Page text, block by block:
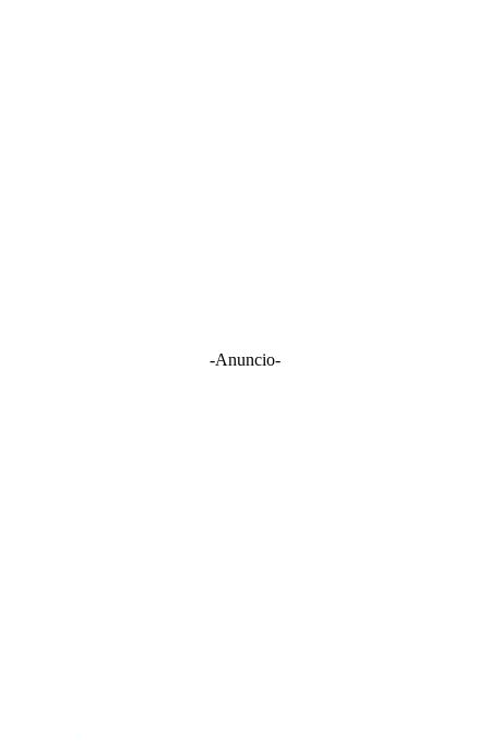
-Anuncio-